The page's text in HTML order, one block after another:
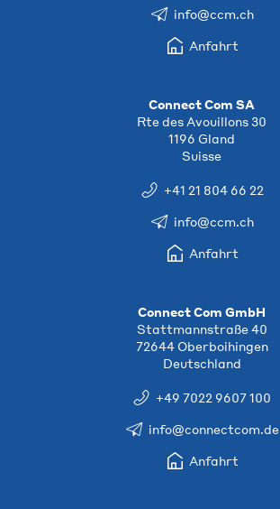
info@ccm.ch
Anfahrt
Connect Com SA
Rte des Avouillons 30
1196 Gland
Suisse
+41 21 804 66 22
info@ccm.ch
Anfahrt
Connect Com GmbH
Stattmannstraße 40
72644 Oberboihingen
Deutschland
+49 7022 9607 100
info@connectcom.de
Anfahrt